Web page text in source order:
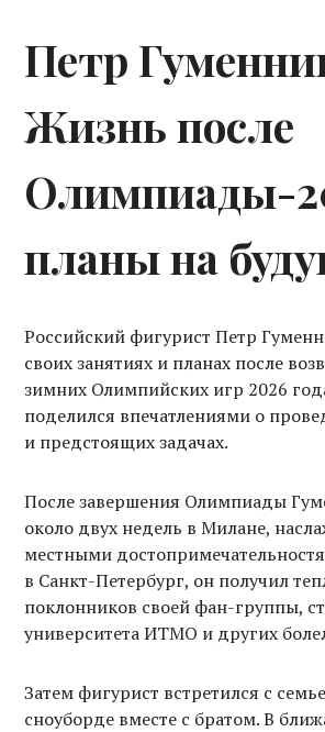
Петр
Жизнь после
Олимпиады-
планы на
Российский фигурист Петр
своих занятиях и планах после
зимних Олимпийских игр 2026
поделился впечатлениями о
и предстоящих задачах.
После завершения Олимпиады
около двух недель в Милане,
местными
в Санкт-Петербург, он получил
поклонников своей фан-группы,
университета ИТМО и других
Затем фигурист встретился с
сноуборде вместе с братом. В